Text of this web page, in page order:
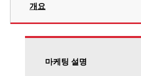
개요
마케팅 설명